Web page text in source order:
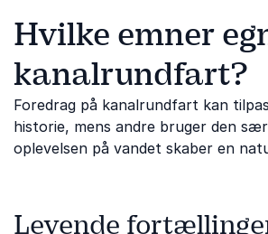
Hvilke emner
kanalrundfart?
Foredrag på kanalrundfart kan
historie, mens andre bruger den
oplevelsen på vandet skaber en
Levende